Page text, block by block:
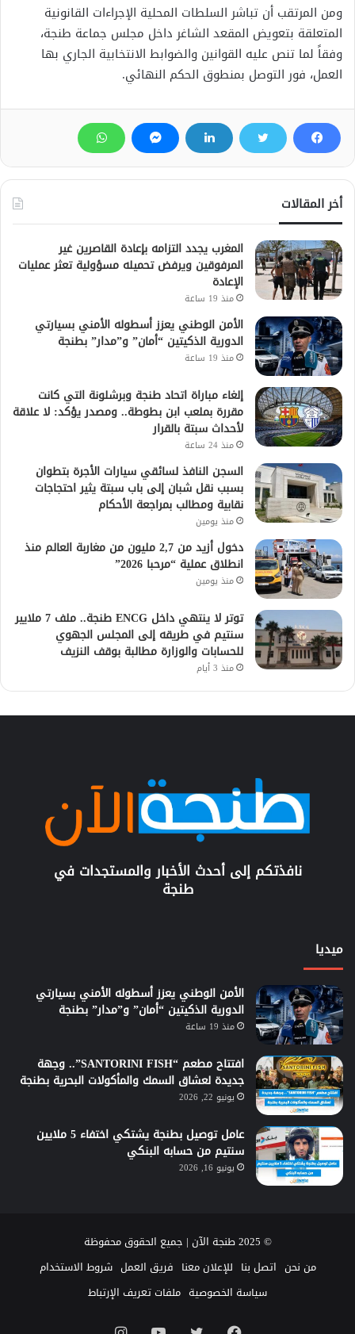
ومن المرتقب أن تباشر السلطات المحلية الإجراءات القانونية
المتعلقة بتعويض المقعد الشاغر داخل مجلس جماعة طنجة،
وفقاً لما تنص عليه القوانين والضوابط الانتخابية الجاري بها
العمل، فور التوصل بمنطوق الحكم النهائي.
أخر المقالات
المغرب يجدد التزامه بإعادة القاصرين غير
المرفوقين ويرفض تحميله مسؤولية تعثر عمليات
الإعادة
منذ 19 ساعة
الأمن الوطني يعزز أسطوله الأمني بسيارتي
الدورية الذكيتين “أمان” و”مدار” بطنجة
منذ 19 ساعة
إلغاء مباراة اتحاد طنجة وبرشلونة التي كانت
مقررة بملعب ابن بطوطة.. ومصدر يؤكد: لا علاقة
لأحداث سبتة بالقرار
منذ 24 ساعة
السجن النافذ لسائقي سيارات الأجرة بتطوان
بسبب نقل شبان إلى باب سبتة يثير احتجاجات
نقابية ومطالب بمراجعة الأحكام
منذ يومين
دخول أزيد من 2,7 مليون من مغاربة العالم منذ
انطلاق عملية “مرحبا 2026”
منذ يومين
توتر لا ينتهي داخل ENCG طنجة.. ملف 7 ملايير
سنتيم في طريقه إلى المجلس الجهوي
للحسابات والوزارة مطالبة بوقف النزيف
منذ 3 أيام
نافذتكم إلى أحدث الأخبار والمستجدات في
طنجة
ميديا
الأمن الوطني يعزز أسطوله الأمني بسيارتي
الدورية الذكيتين “أمان” و”مدار” بطنجة
منذ 19 ساعة
افتتاح مطعم “SANTORINI FISH”.. وجهة
جديدة لعشاق السمك والمأكولات البحرية بطنجة
يونيو 22, 2026
عامل توصيل بطنجة يشتكي اختفاء 5 ملايين
سنتيم من حسابه البنكي
يونيو 16, 2026
© 2025 طنجة الآن | جميع الحقوق محفوظة
من نحن اتصل بنا للإعلان معنا فريق العمل شروط الاستخدام
سياسة الخصوصية ملفات تعريف الإرتباط